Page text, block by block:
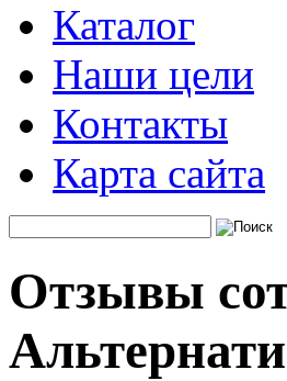
Каталог
Наши цели
Контакты
Карта сайта
Отзывы